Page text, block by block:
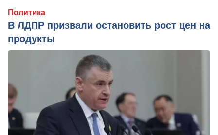
Политика
В ЛДПР призвали остановить рост цен на
продукты